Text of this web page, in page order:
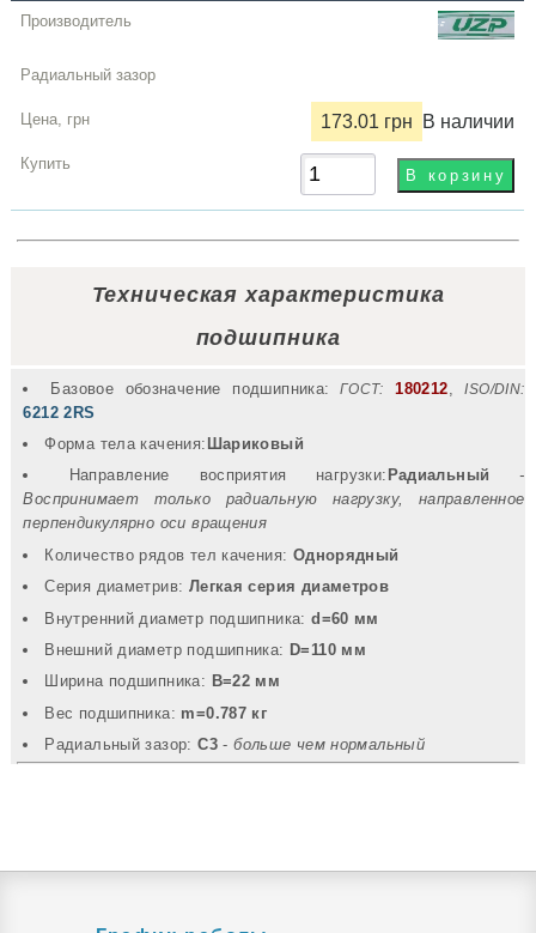
173.01 грн В наличии
Техническая характеристика
подшипника
Базовое обозначение подшипника: ГОСТ: 180212 ,ISO/DIN:
6212 2RS
Форма тела качения: Шариковый
Направление восприятия нагрузки: Радиальный
-
Воспринимает только радиальную нагрузку, направленное
перпендикулярно оси вращения
Количество рядов тел качения: Однорядный
Серия диаметрив: Легкая серия диаметров
Внутренний диаметр подшипника:d=60 мм
Внешний диаметр подшипника: D=110 мм
Ширина подшипника: B=22 мм
Вec подшипника: m=0.787 кг
Радиальный зазор:C3- больше чем нормальный